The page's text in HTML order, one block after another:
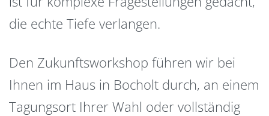
die echte Tiefe verlangen.
Den Zukunftsworkshop führen wir bei
Ihnen im Haus in Bocholt durch, an einem
Tagungsort Ihrer Wahl oder vollständig